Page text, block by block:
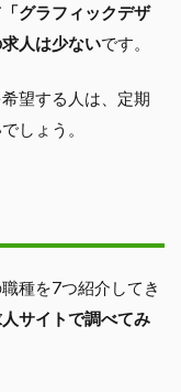
グラフィックデザ
人は少ないです。
望する人は、定期
しょう。
種を7つ紹介してき
サイトで調べてみ